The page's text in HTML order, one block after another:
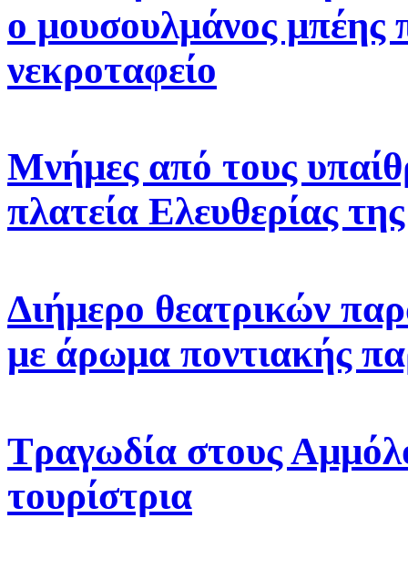
ο μουσουλμάνος μπέης
νεκροταφείο
Μνήμες από τους
πλατεία Ελευθερίας
Διήμερο θεατρικών
με άρωμα ποντιακής
Τραγωδία στους
τουρίστρια